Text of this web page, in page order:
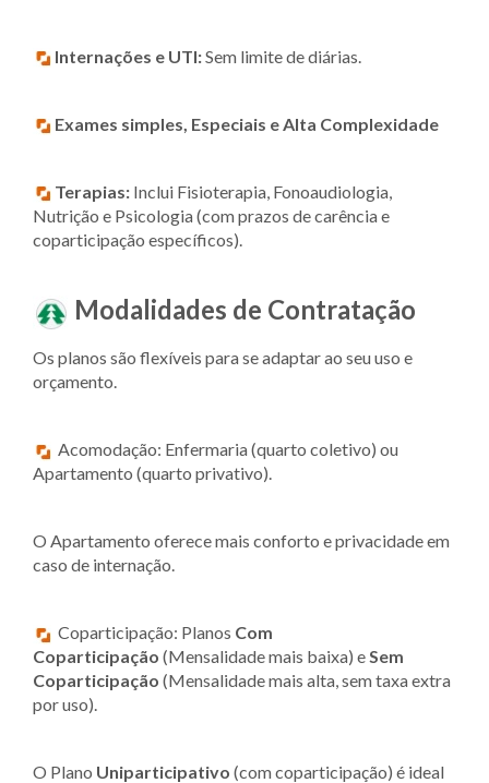
Internações e UTI:Sem limite de diárias.
Exames simples, Especiais e Alta Complexidade
Terapias: Inclui Fisioterapia, Fonoaudiologia,
Nutrição e Psicologia (com prazos de carência e
coparticipação específicos).
Modalidades de Contratação
Os planos são flexíveis para se adaptar ao seu uso e
orçamento.
Acomodação: Enfermaria (quarto coletivo) ou
Apartamento (quarto privativo).
O Apartamento oferece mais conforto e privacidade em
caso de internação.
Coparticipação: Planos Com
Coparticipação (Mensalidade mais baixa) eSem
Coparticipação (Mensalidade mais alta, sem taxa extra
por uso).
O Plano Uniparticipativo (com coparticipação) é ideal